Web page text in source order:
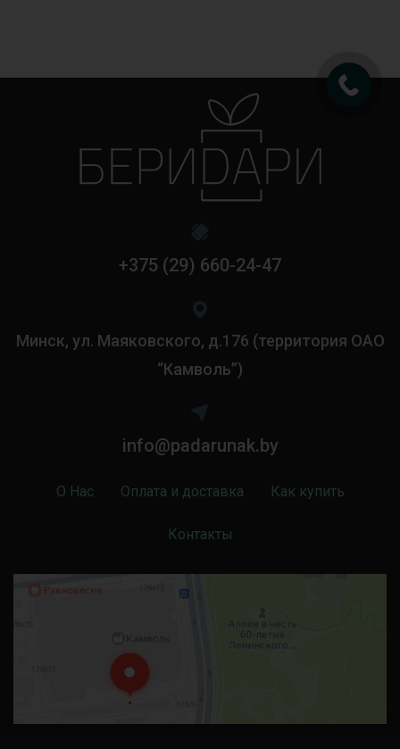
+375 (29) 660-24-47
Минск, ул. Маяковского, д.176 (территория ОАО
“Камволь”)
info@padarunak.by
О Нас Оплата и доставка Как купить
Контакты